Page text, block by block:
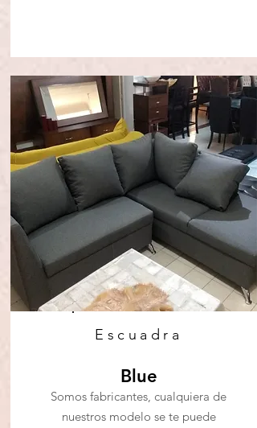
Escuadra
Blue
Somos fabricantes, cualquiera de
nuestros modelo se te puede